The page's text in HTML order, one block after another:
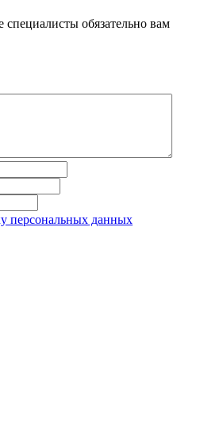
обязательно вам
персональных данных